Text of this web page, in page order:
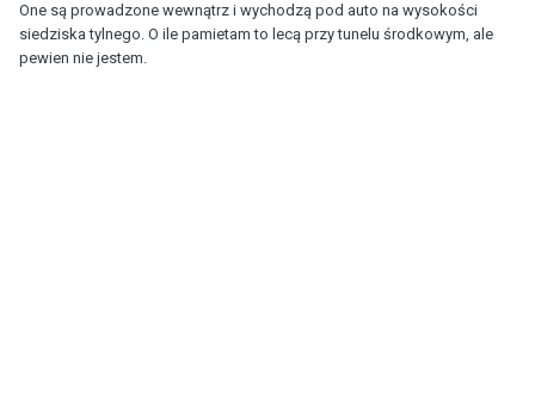
One są prowadzone wewnątrz i wychodzą pod auto na wysokości
siedziska tylnego. O ile pamietam to lecą przy tunelu środkowym, ale
pewien nie jestem.